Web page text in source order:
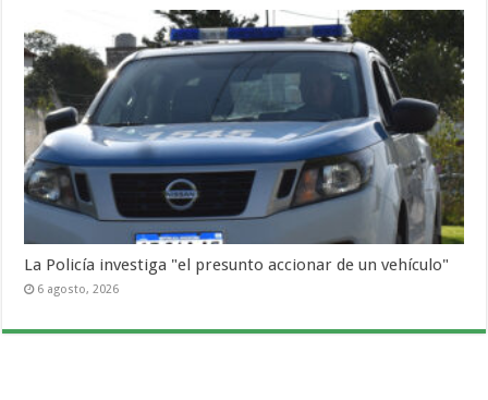
La Policía investiga "el presunto accionar de un vehículo"
6 agosto, 2026